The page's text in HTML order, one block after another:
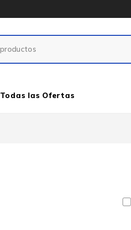
Todas las Ofertas